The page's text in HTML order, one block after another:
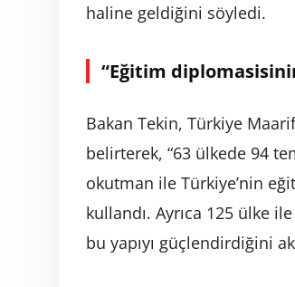
haline geldiğini söyledi.
“Eğitim
Bakan Tekin, Türkiye
belirterek, “63 ülkede 94
okutman ile Türkiye’nin
kullandı. Ayrıca 125 ülke
bu yapıyı güçlendirdiğini